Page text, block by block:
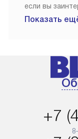
если вы
в товаре,
менеджером
с особым
аксессуаров
Для доставки
Показать
+7